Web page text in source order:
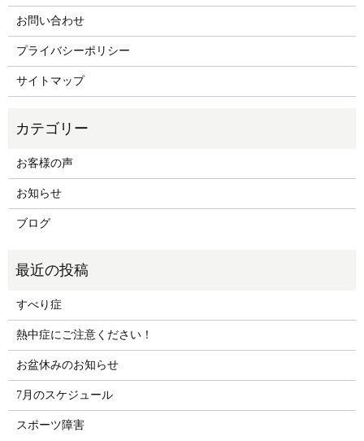
お問い合わせ
プライバシーポリシー
サイトマップ
お客様の声
お知らせ
ブログ
すべり症
熱中症にご注意ください！
お盆休みのお知らせ
7月のスケジュール
スポーツ障害